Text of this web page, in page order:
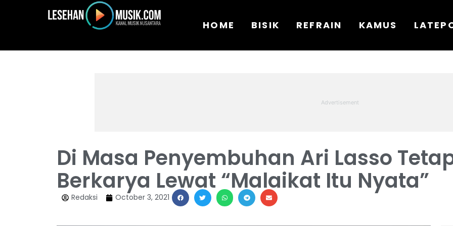
HOME BISIK REFRAIN KAMUS
Di Masa Penyembuhan Ari Lasso
Berkarya Lewat “Malaikat Itu Nyata”
Redaksi October 3, 2021